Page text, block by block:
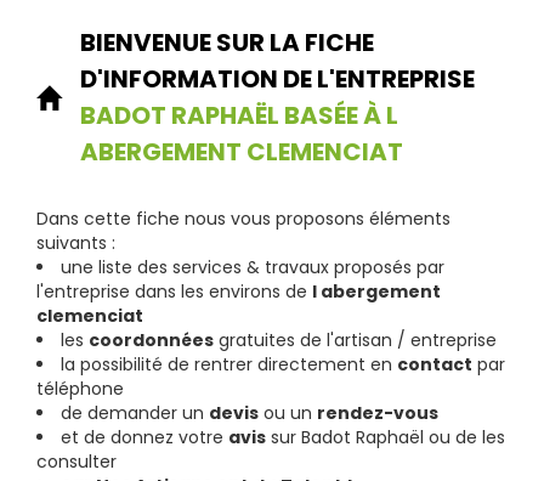
BIENVENUE SUR LA FICHE
D'INFORMATION DE L'ENTREPRISE
BADOT RAPHAËL BASÉE À L
ABERGEMENT CLEMENCIAT
Dans cette fiche nous vous proposons éléments
suivants :
une liste des services & travaux proposés par
l'entreprise dans les environs de l abergement
clemenciat
les coordonnées gratuites de l'artisan / entreprise
la possibilité de rentrer directement en contact par
téléphone
de demander un devis ou un rendez-vous
et de donnez votre avis sur Badot Raphaël ou de les
consulter